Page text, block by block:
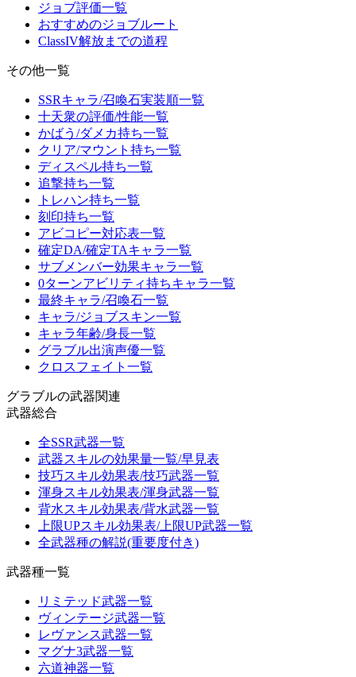
ジョブ評価一覧
おすすめのジョブルート
ClassIV解放までの道程
その他一覧
SSRキャラ/召喚石実装順一覧
十天衆の評価/性能一覧
かばう/ダメカ持ち一覧
クリア/マウント持ち一覧
ディスペル持ち一覧
追撃持ち一覧
トレハン持ち一覧
刻印持ち一覧
アビコピー対応表一覧
確定DA/確定TAキャラ一覧
サブメンバー効果キャラ一覧
0ターンアビリティ持ちキャラ一覧
最終キャラ/召喚石一覧
キャラ/ジョブスキン一覧
キャラ年齢/身長一覧
グラブル出演声優一覧
クロスフェイト一覧
グラブルの武器関連
武器総合
全SSR武器一覧
武器スキルの効果量一覧/早見表
技巧スキル効果表/技巧武器一覧
渾身スキル効果表/渾身武器一覧
背水スキル効果表/背水武器一覧
上限UPスキル効果表/上限UP武器一覧
全武器種の解説(重要度付き)
武器種一覧
リミテッド武器一覧
ヴィンテージ武器一覧
レヴァンス武器一覧
マグナ3武器一覧
六道神器一覧